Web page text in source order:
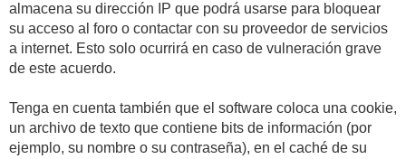
almacena su dirección IP que podrá usarse para bloquear
su acceso al foro o contactar con su proveedor de servicios
a internet. Esto solo ocurrirá en caso de vulneración grave
de este acuerdo.
Tenga en cuenta también que el software coloca una cookie,
un archivo de texto que contiene bits de información (por
ejemplo, su nombre o su contraseña), en el caché de su